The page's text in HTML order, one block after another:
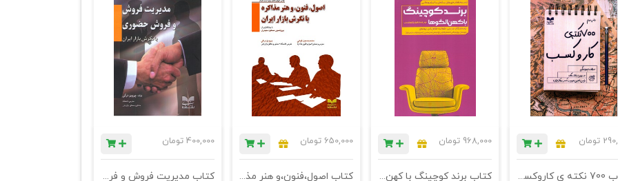
تومان
کتاب 700 نکته ی کاروکسب - چاپ پنجم
968,000 تومان
کتاب برند کوچینگ با کهن الگوها - ویژ مشاوران کارو کسب
650,000 تومان
کتاب اصول،فنون،و هنر مذاکره با نگرش بازار ایران - چاپ بیست یکم
400,000 تومان
کتاب مدیریت فروش و فروش حضوری - چاپ سی و چهارم